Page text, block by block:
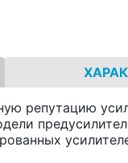
репутацию